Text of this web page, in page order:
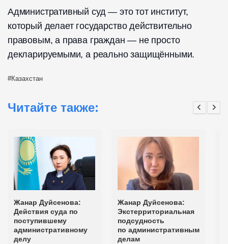
Административный суд — это тот институт,
который делает государство действительно
правовым, а права граждан — не просто
декларируемыми, а реально защищёнными.
Казахстан
Читайте также:
Жанар Дуйсенова:
Действия суда по
поступившему
административному
делу
Жанар Дуйсенова:
Экстерриториальная
подсудность
по административным
делам